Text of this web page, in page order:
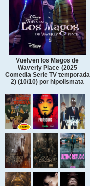
Vuelven los Magos de
Waverly Place (2025
Comedia Serie TV temporada
2) (10/10) por hipolismata